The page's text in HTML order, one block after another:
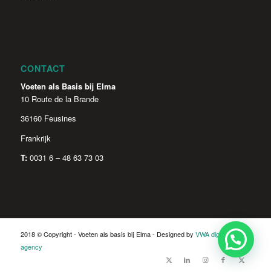
CONTACT
Voeten als Basis bij Elma
10 Route de la Brande
36160 Feusines
Frankrijk
T:0031 6 – 48 63 73 03
2018 © Copyright - Voeten als basis bij Elma - Designed by VWA digital
agency